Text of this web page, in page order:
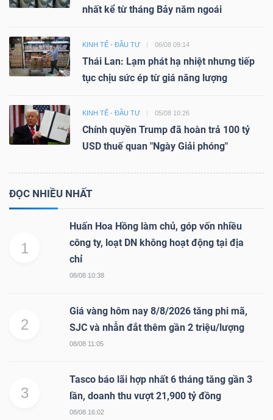
nhất kể từ tháng Bảy năm ngoái
KINH TẾ - ĐẦU TƯ 06/08 09:14
Thái Lan: Lạm phát hạ nhiệt nhưng tiếp
tục chịu sức ép từ giá năng lượng
KINH TẾ - ĐẦU TƯ 05/08 10:26
Chính quyền Trump đã hoàn trả 100 tỷ
USD thuế quan "Ngày Giải phóng"
ĐỌC NHIỀU NHẤT
1
Huấn Hoa Hồng làm chủ, góp vốn nhiều
công ty, loạt DN không hoạt động tại địa
chỉ
08/08 10:38
2
Giá vàng hôm nay 8/8/2026 tăng phi mã,
SJC và nhẫn đắt thêm gần 2 triệu/lượng
08/08 11:05
3
Tasco báo lãi hợp nhất 6 tháng tăng gần 3
lần, doanh thu vượt 21,900 tỷ đồng
08/08 16:02